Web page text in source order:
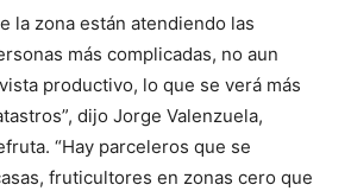
la zona están atendiendo las
más complicadas, no aun
productivo, lo que se verá más
dijo Jorge Valenzuela,
“Hay parceleros que se
fruticultores en zonas cero que